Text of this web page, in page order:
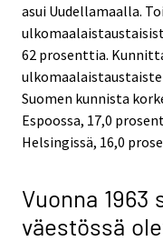
asui Uudellamaalla.
62 prosenttia.
Suomen kunnista
Espoossa, 17,0
Helsingissä, 16,0
Vuonna
väestössä